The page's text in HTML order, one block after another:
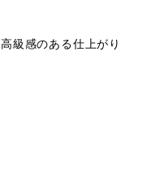
高級感のある仕上がり